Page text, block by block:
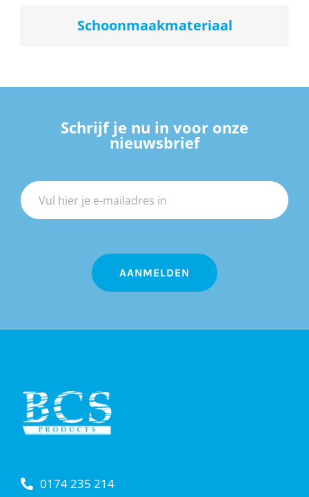
Schoonmaakmateriaal
Schrijf je nu in voor onze
nieuwsbrief
0174 235 214